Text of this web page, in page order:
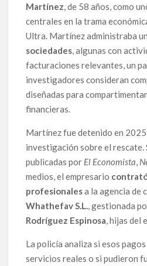
Martínez, de 58 años, como
centrales en la trama
Ultra. Martínez administraba
sociedades, algunas con
facturaciones relevantes, un
investigadores consideran
diseñadas para
financieras.
Martínez fue detenido en 2025
investigación sobre el rescate.
publicadas por El Economista,
medios, el empresario
profesionalesa la agencia de
Whathefav S.L., gestionada
Rodríguez Espinosa, hijas del
La policía analiza si esos
servicios reales o si pudieron